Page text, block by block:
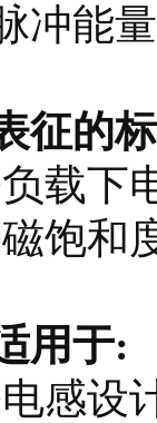
冲能
征的
负载下
磁饱和
用于:
电感设